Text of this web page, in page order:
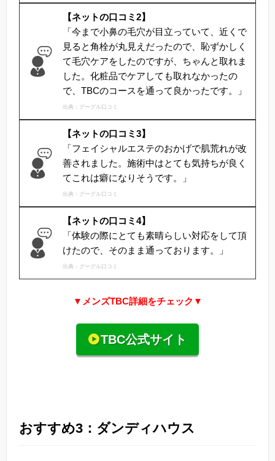
【ネットの口コミ2】
「今まで小鼻の毛穴が目立っていて、近くで
見ると角栓が丸見えだったので、恥ずかしく
て毛穴ケアをしたのですが、ちゃんと取れま
した。化粧品でケアしても取れなかったの
で、TBCのコースを通って良かったです。」
出典：グーグル口コミ
【ネットの口コミ3】
「フェイシャルエステのおかげで肌荒れが改
善されました。施術中はとても気持ちが良く
てこれは癖になりそうです。」
出典：グーグル口コミ
【ネットの口コミ4】
「体験の際にとても素晴らしい対応をして頂
けたので、そのまま通っております。」
出典：グーグル口コミ
▼メンズTBC詳細をチェック▼
TBC公式サイト
おすすめ3：ダンディハウス